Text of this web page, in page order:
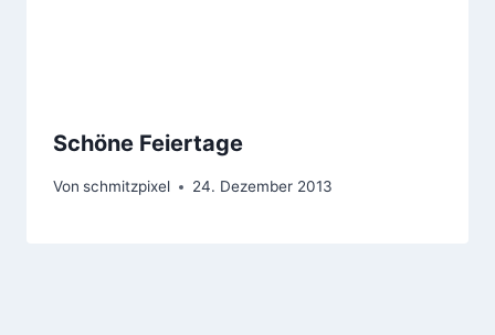
Schöne Feiertage
Von schmitzpixel 24. Dezember 2013